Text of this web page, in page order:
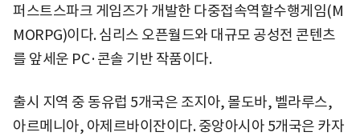
퍼스트스파크 게임즈가 개발한 다중접속역할수행게임(M
MORPG)이다. 심리스 오픈월드와 대규모 공성전 콘텐츠
를 앞세운 PC·콘솔 기반 작품이다.
출시 지역 중 동유럽 5개국은 조지아, 몰도바, 벨라루스,
아르메니아, 아제르바이잔이다. 중앙아시아 5개국은 카자